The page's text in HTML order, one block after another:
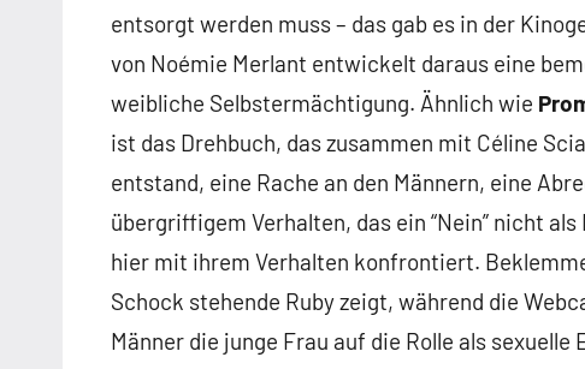
entsorgt werden muss – das gab es in der
von Noémie Merlant entwickelt daraus eine
weibliche Selbstermächtigung. Ähnlich wie
ist das Drehbuch, das zusammen mit Céline
entstand, eine Rache an den Männern, eine
übergriffigem Verhalten, das ein “Nein” nicht
hier mit ihrem Verhalten konfrontiert.
Schock stehende Ruby zeigt, während die
Männer die junge Frau auf die Rolle als